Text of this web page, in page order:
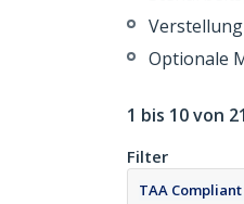
Optionale
1 bis 10 von
Filter
TAA Compliant